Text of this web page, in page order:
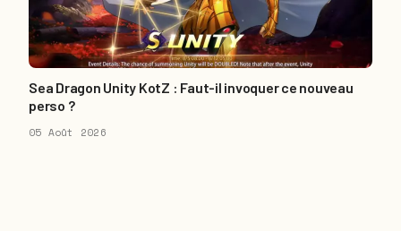
Sea Dragon Unity KotZ : Faut-il invoquer ce nouveau
perso ?
05 Août 2026